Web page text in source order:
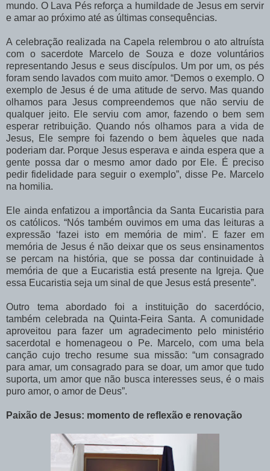
mundo. O Lava Pés reforça a humildade de Jesus em servir
e amar ao próximo até as últimas consequências.
A celebração realizada na Capela relembrou o ato altruísta
com o sacerdote Marcelo de Souza e doze voluntários
representando Jesus e seus discípulos. Um por um, os pés
foram sendo lavados com muito amor. “Demos o exemplo. O
exemplo de Jesus é de uma atitude de servo. Mas quando
olhamos para Jesus compreendemos que não serviu de
qualquer jeito. Ele serviu com amor, fazendo o bem sem
esperar retribuição. Quando nós olhamos para a vida de
Jesus, Ele sempre foi fazendo o bem àqueles que nada
poderiam dar. Porque Jesus esperava e ainda espera que a
gente possa dar o mesmo amor dado por Ele. É preciso
pedir fidelidade para seguir o exemplo”, disse Pe. Marcelo
na homilia.
Ele ainda enfatizou a importância da Santa Eucaristia para
os católicos. “Nós também ouvimos em uma das leituras a
expressão ‘fazei isto em memória de mim’. E fazer em
memória de Jesus é não deixar que os seus ensinamentos
se percam na história, que se possa dar continuidade à
memória de que a Eucaristia está presente na Igreja. Que
essa Eucaristia seja um sinal de que Jesus está presente”.
Outro tema abordado foi a instituição do sacerdócio,
também celebrada na Quinta-Feira Santa. A comunidade
aproveitou para fazer um agradecimento pelo ministério
sacerdotal e homenageou o Pe. Marcelo, com uma bela
canção cujo trecho resume sua missão: “um consagrado
para amar, um consagrado para se doar, um amor que tudo
suporta, um amor que não busca interesses seus, é o mais
puro amor, o amor de Deus”.
Paixão de Jesus: momento de reflexão e renovação